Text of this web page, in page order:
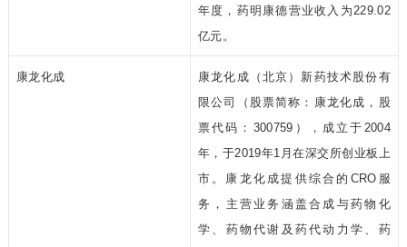
年度，药明康德营业收入为229.02
亿元。
康龙化成
康龙化成（北京）新药技术股份有
限公司（股票简称：康龙化成，股
票代码：300759），成立于2004
年，于2019年1月在深交所创业板上
市。康龙化成提供综合的CRO服
务，主营业务涵盖合成与药物化
学、药物代谢及药代动力学、药